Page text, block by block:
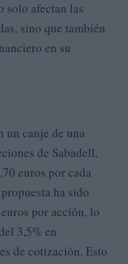
solo afectan las
sino que también
en su
un canje de una
de Sabadell,
euros por cada
ha sido
por acción, lo
3,5% en
de cotización. Esto